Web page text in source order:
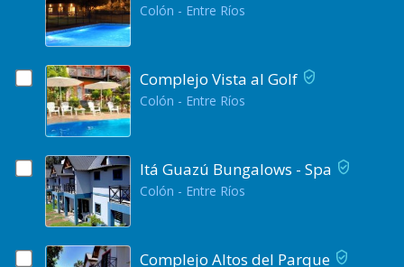
Colón - Entre Ríos
Complejo Vista al Golf
Colón - Entre Ríos
Itá Guazú Bungalows - Spa
Colón - Entre Ríos
Complejo Altos del Parque